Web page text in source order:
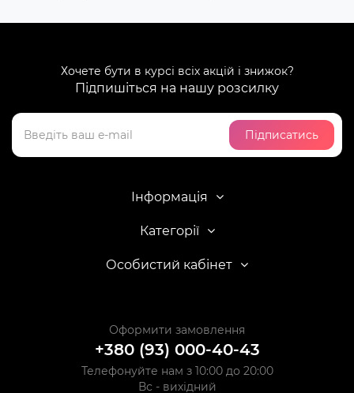
Хочете бути в курсі всіх акцій і знижок?
Підпишіться на нашу розсилку
Підписатись
Інформація
Категорії
Особистий кабінет
Оформити замовлення
+380 (93) 000-40-43
Телефонуйте нам з 10:00 до 20:00
Вс - вихідний